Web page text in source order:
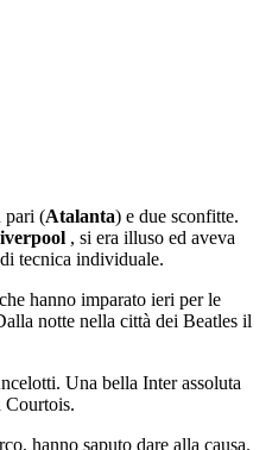
pari (Atalanta) e due sconfitte.
, si era illuso ed aveva
tecnica individuale.
hanno imparato ieri per le
notte nella città dei Beatles il
Una bella Inter assoluta
Courtois.
hanno saputo dare alla causa.